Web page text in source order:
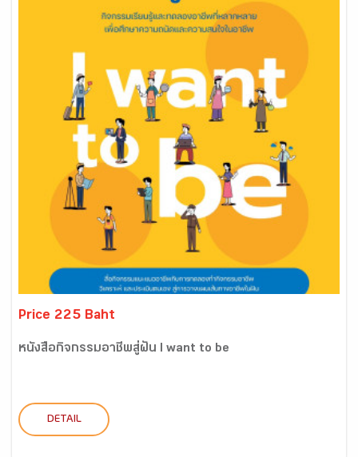
Price 225 Baht
หนังสือกิจกรรมอาชีพสู่ฝัน I want to be
DETAIL